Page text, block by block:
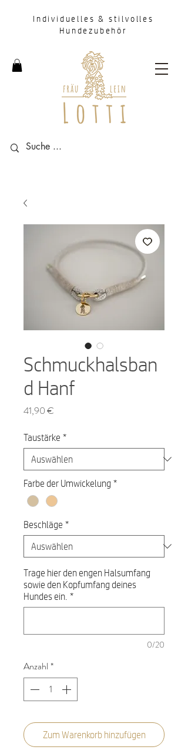
Individuelles & stilvolles
Hundezubehör
Schmuckhalsban
d Hanf
41,90 €
Taustärke *
Farbe der Umwickelung *
Beschläge *
Trage hier den engen Halsumfang
sowie den Kopfumfang deines
Hundes ein. *
0/20
Anzahl *
Zum Warenkorb hinzufügen